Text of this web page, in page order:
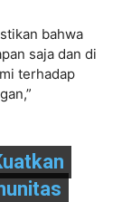
bahwa
saja dan di
terhadap